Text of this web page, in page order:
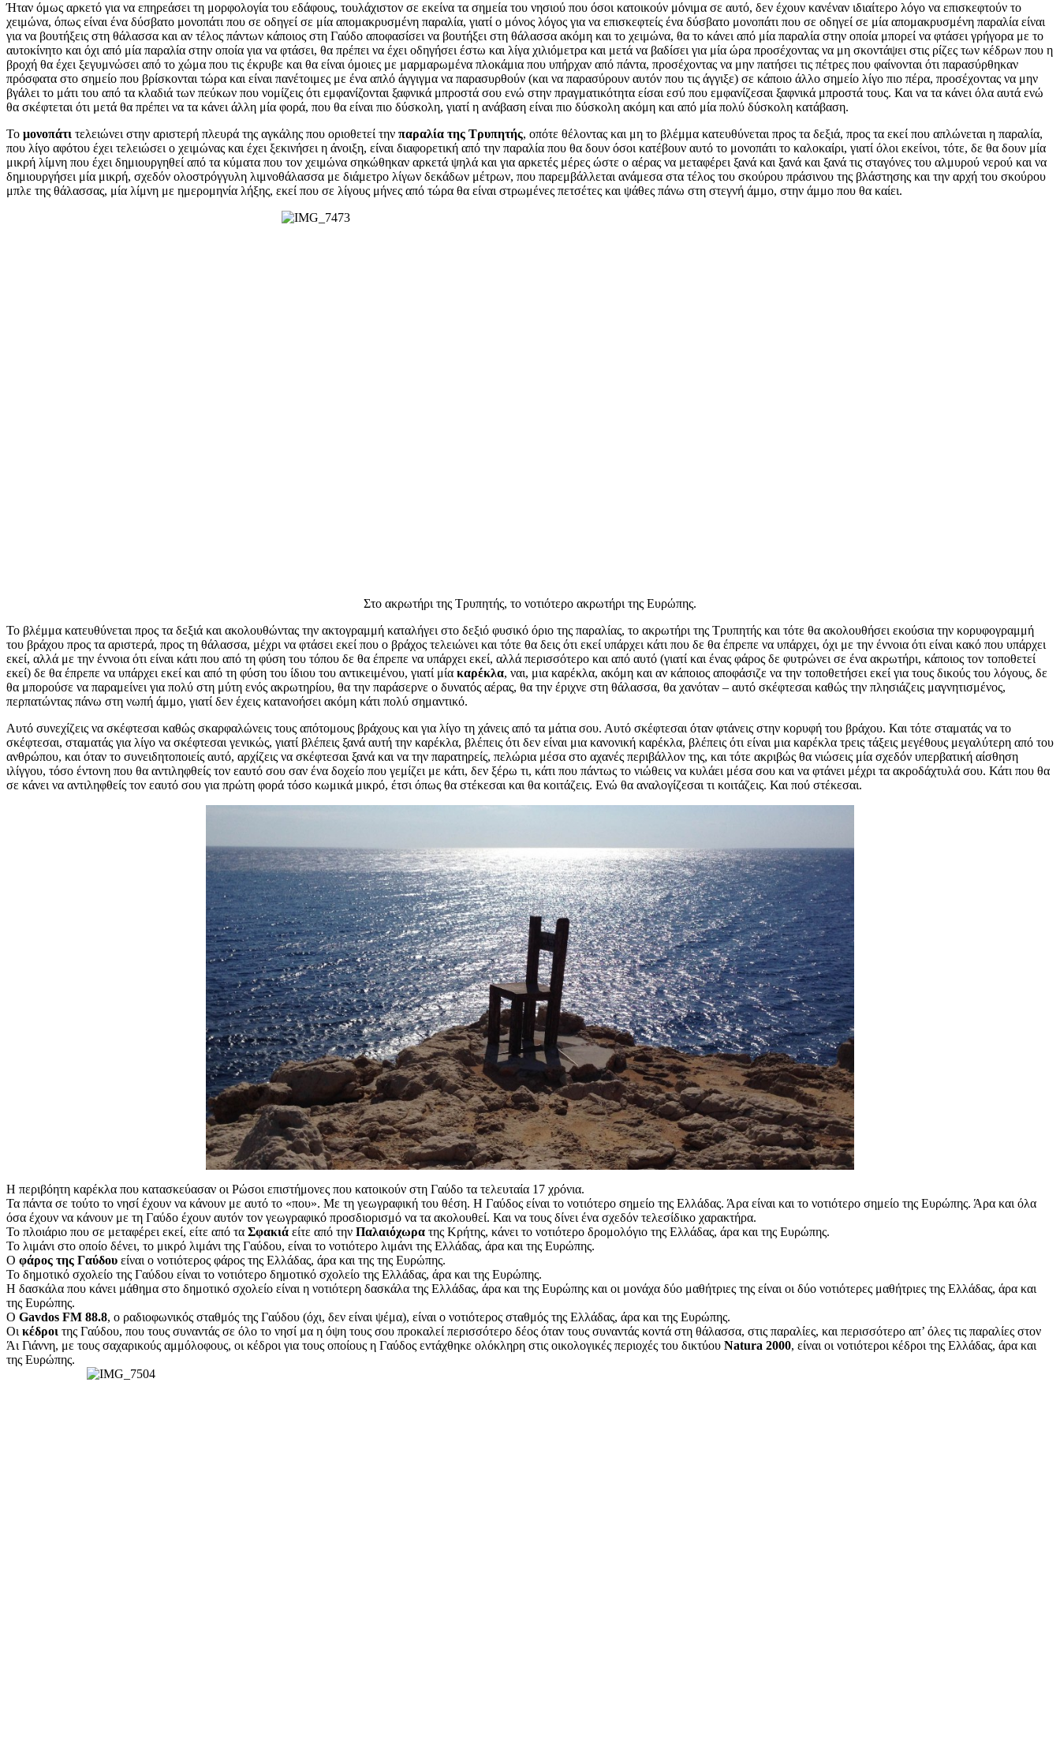
Ήταν όμως αρκετό για να επηρεάσει τη μορφολογία του εδάφους, τουλάχιστον σε εκείνα τα σημεία του νησιού που όσοι κατοικούν μόνιμα σε αυτό, δεν έχουν κανέναν ιδιαίτερο λόγο να επισκεφτούν το
χειμώνα, όπως είναι ένα δύσβατο μονοπάτι που σε οδηγεί σε μία απομακρυσμένη παραλία, γιατί ο μόνος λόγος για να επισκεφτείς ένα δύσβατο μονοπάτι που σε οδηγεί σε μία απομακρυσμένη παραλία είναι
για να βουτήξεις στη θάλασσα και αν τέλος πάντων κάποιος στη Γαύδο αποφασίσει να βουτήξει στη θάλασσα ακόμη και το χειμώνα, θα το κάνει από μία παραλία στην οποία μπορεί να φτάσει γρήγορα με το
αυτοκίνητο και όχι από μία παραλία στην οποία για να φτάσει, θα πρέπει να έχει οδηγήσει έστω και λίγα χιλιόμετρα και μετά να βαδίσει για μία ώρα προσέχοντας να μη σκοντάψει στις ρίζες των κέδρων που η
βροχή θα έχει ξεγυμνώσει από το χώμα που τις έκρυβε και θα είναι όμοιες με μαρμαρωμένα πλοκάμια που υπήρχαν από πάντα, προσέχοντας να μην πατήσει τις πέτρες που φαίνονται ότι παρασύρθηκαν
πρόσφατα στο σημείο που βρίσκονται τώρα και είναι πανέτοιμες με ένα απλό άγγιγμα να παρασυρθούν (και να παρασύρουν αυτόν που τις άγγιξε) σε κάποιο άλλο σημείο λίγο πιο πέρα, προσέχοντας να μην
βγάλει το μάτι του από τα κλαδιά των πεύκων που νομίζεις ότι εμφανίζονται ξαφνικά μπροστά σου ενώ στην πραγματικότητα είσαι εσύ που εμφανίζεσαι ξαφνικά μπροστά τους. Και να τα κάνει όλα αυτά ενώ
θα σκέφτεται ότι μετά θα πρέπει να τα κάνει άλλη μία φορά, που θα είναι πιο δύσκολη, γιατί η ανάβαση είναι πιο δύσκολη ακόμη και από μία πολύ δύσκολη κατάβαση.
Το μονοπάτι τελειώνει στην αριστερή πλευρά της αγκάλης που οριοθετεί την παραλία της Τρυπητής, οπότε θέλοντας και μη το βλέμμα κατευθύνεται προς τα δεξιά, προς τα εκεί που απλώνεται η παραλία,
που λίγο αφότου έχει τελειώσει ο χειμώνας και έχει ξεκινήσει η άνοιξη, είναι διαφορετική από την παραλία που θα δουν όσοι κατέβουν αυτό το μονοπάτι το καλοκαίρι, γιατί όλοι εκείνοι, τότε, δε θα δουν μία
μικρή λίμνη που έχει δημιουργηθεί από τα κύματα που τον χειμώνα σηκώθηκαν αρκετά ψηλά και για αρκετές μέρες ώστε ο αέρας να μεταφέρει ξανά και ξανά και ξανά τις σταγόνες του αλμυρού νερού και να
δημιουργήσει μία μικρή, σχεδόν ολοστρόγγυλη λιμνοθάλασσα με διάμετρο λίγων δεκάδων μέτρων, που παρεμβάλλεται ανάμεσα στα τέλος του σκούρου πράσινου της βλάστησης και την αρχή του σκούρου
μπλε της θάλασσας, μία λίμνη με ημερομηνία λήξης, εκεί που σε λίγους μήνες από τώρα θα είναι στρωμένες πετσέτες και ψάθες πάνω στη στεγνή άμμο, στην άμμο που θα καίει.
Στο ακρωτήρι της Τρυπητής, το νοτιότερο ακρωτήρι της Ευρώπης.
Το βλέμμα κατευθύνεται προς τα δεξιά και ακολουθώντας την ακτογραμμή καταλήγει στο δεξιό φυσικό όριο της παραλίας, το ακρωτήρι της Τρυπητής και τότε θα ακολουθήσει εκούσια την κορυφογραμμή
του βράχου προς τα αριστερά, προς τη θάλασσα, μέχρι να φτάσει εκεί που ο βράχος τελειώνει και τότε θα δεις ότι εκεί υπάρχει κάτι που δε θα έπρεπε να υπάρχει, όχι με την έννοια ότι είναι κακό που υπάρχει
εκεί, αλλά με την έννοια ότι είναι κάτι που από τη φύση του τόπου δε θα έπρεπε να υπάρχει εκεί, αλλά περισσότερο και από αυτό (γιατί και ένας φάρος δε φυτρώνει σε ένα ακρωτήρι, κάποιος τον τοποθετεί
εκεί) δε θα έπρεπε να υπάρχει εκεί και από τη φύση του ίδιου του αντικειμένου, γιατί μία καρέκλα, ναι, μια καρέκλα, ακόμη και αν κάποιος αποφάσιζε να την τοποθετήσει εκεί για τους δικούς του λόγους, δε
θα μπορούσε να παραμείνει για πολύ στη μύτη ενός ακρωτηρίου, θα την παράσερνε ο δυνατός αέρας, θα την έριχνε στη θάλασσα, θα χανόταν – αυτό σκέφτεσαι καθώς την πλησιάζεις μαγνητισμένος,
περπατώντας πάνω στη νωπή άμμο, γιατί δεν έχεις κατανοήσει ακόμη κάτι πολύ σημαντικό.
Αυτό συνεχίζεις να σκέφτεσαι καθώς σκαρφαλώνεις τους απότομους βράχους και για λίγο τη χάνεις από τα μάτια σου. Αυτό σκέφτεσαι όταν φτάνεις στην κορυφή του βράχου. Και τότε σταματάς να το
σκέφτεσαι, σταματάς για λίγο να σκέφτεσαι γενικώς, γιατί βλέπεις ξανά αυτή την καρέκλα, βλέπεις ότι δεν είναι μια κανονική καρέκλα, βλέπεις ότι είναι μια καρέκλα τρεις τάξεις μεγέθους μεγαλύτερη από του
ανθρώπου, και όταν το συνειδητοποιείς αυτό, αρχίζεις να σκέφτεσαι ξανά και να την παρατηρείς, πελώρια μέσα στο αχανές περιβάλλον της, και τότε ακριβώς θα νιώσεις μία σχεδόν υπερβατική αίσθηση
ιλίγγου, τόσο έντονη που θα αντιληφθείς τον εαυτό σου σαν ένα δοχείο που γεμίζει με κάτι, δεν ξέρω τι, κάτι που πάντως το νιώθεις να κυλάει μέσα σου και να φτάνει μέχρι τα ακροδάχτυλά σου. Κάτι που θα
σε κάνει να αντιληφθείς τον εαυτό σου για πρώτη φορά τόσο κωμικά μικρό, έτσι όπως θα στέκεσαι και θα κοιτάζεις. Ενώ θα αναλογίζεσαι τι κοιτάζεις. Και πού στέκεσαι.
Η περιβόητη καρέκλα που κατασκεύασαν οι Ρώσοι επιστήμονες που κατοικούν στη Γαύδο τα τελευταία 17 χρόνια.
Τα πάντα σε τούτο το νησί έχουν να κάνουν με αυτό το «που». Με τη γεωγραφική του θέση. Η Γαύδος είναι το νοτιότερο σημείο της Ελλάδας. Άρα είναι και το νοτιότερο σημείο της Ευρώπης. Άρα και όλα
όσα έχουν να κάνουν με τη Γαύδο έχουν αυτόν τον γεωγραφικό προσδιορισμό να τα ακολουθεί. Και να τους δίνει ένα σχεδόν τελεσίδικο χαρακτήρα.
Το πλοιάριο που σε μεταφέρει εκεί, είτε από τα Σφακιά είτε από την Παλαιόχωρα της Κρήτης, κάνει το νοτιότερο δρομολόγιο της Ελλάδας, άρα και της Ευρώπης.
Το λιμάνι στο οποίο δένει, το μικρό λιμάνι της Γαύδου, είναι το νοτιότερο λιμάνι της Ελλάδας, άρα και της Ευρώπης.
Ο φάρος της Γαύδου είναι ο νοτιότερος φάρος της Ελλάδας, άρα και της της Ευρώπης.
Το δημοτικό σχολείο της Γαύδου είναι το νοτιότερο δημοτικό σχολείο της Ελλάδας, άρα και της Ευρώπης.
Η δασκάλα που κάνει μάθημα στο δημοτικό σχολείο είναι η νοτιότερη δασκάλα της Ελλάδας, άρα και της Ευρώπης και οι μονάχα δύο μαθήτριες της είναι οι δύο νοτιότερες μαθήτριες της Ελλάδας, άρα και
της Ευρώπης.
Ο Gavdos FM 88.8, ο ραδιοφωνικός σταθμός της Γαύδου (όχι, δεν είναι ψέμα), είναι ο νοτιότερος σταθμός της Ελλάδας, άρα και της Ευρώπης.
Οι κέδροι της Γαύδου, που τους συναντάς σε όλο το νησί μα η όψη τους σου προκαλεί περισσότερο δέος όταν τους συναντάς κοντά στη θάλασσα, στις παραλίες, και περισσότερο απ’ όλες τις παραλίες στον
Άι Γιάννη, με τους σαχαρικούς αμμόλοφους, οι κέδροι για τους οποίους η Γαύδος εντάχθηκε ολόκληρη στις οικολογικές περιοχές του δικτύου Natura 2000, είναι οι νοτιότεροι κέδροι της Ελλάδας, άρα και
της Ευρώπης.